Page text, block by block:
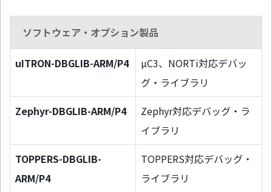
ソフトウェア・オプション製品
uITRON-DBGLIB-ARM/P4
µC3、NORTi対応デバッ
グ・ライブラリ
Zephyr-DBGLIB-ARM/P4
Zephyr対応デバッグ・ラ
イブラリ
TOPPERS-DBGLIB-
ARM/P4
TOPPERS対応デバッグ・
ライブラリ